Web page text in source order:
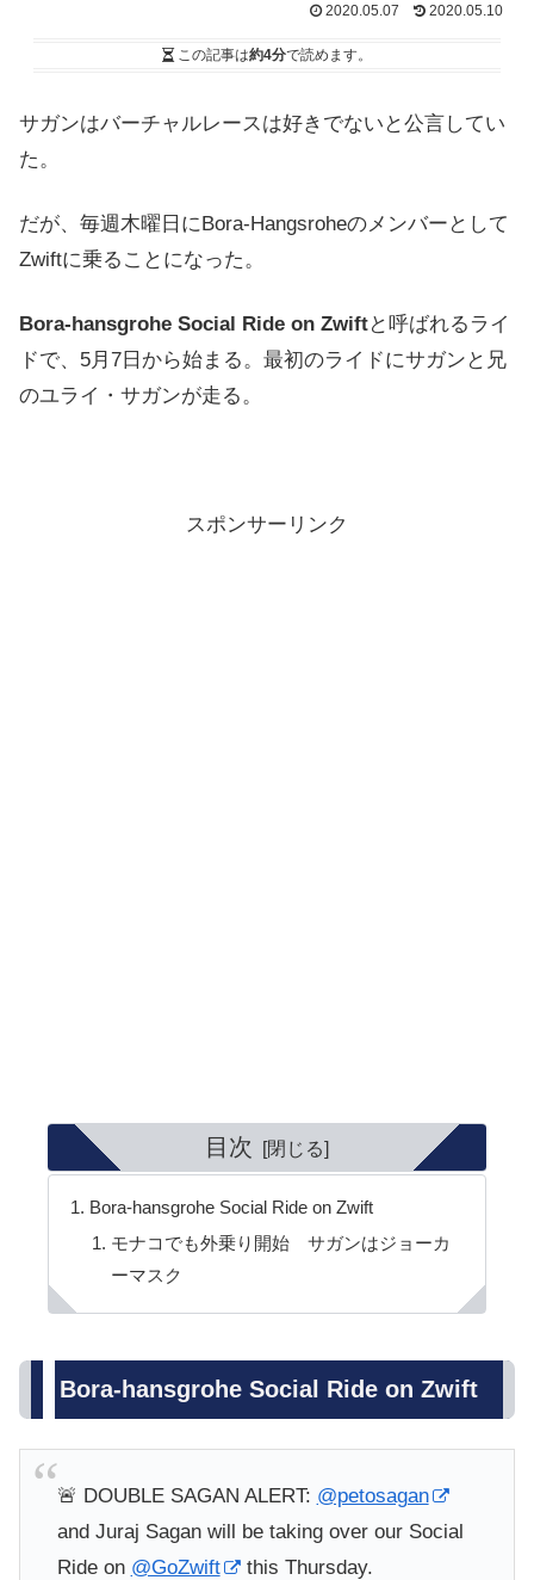
2020.05.07 2020.05.10
この記事は約4分で読めます。
サガンはバーチャルレースは好きでないと公言してい
た。
だが、毎週木曜日にBora-​​Hangsroheのメンバーとして
Zwiftに乗ることになった。
Bora-hansgrohe Social Ride on Zwiftと呼ばれるライ
ドで、5月7日から始まる。最初のライドにサガンと兄
のユライ・サガンが走る。
スポンサーリンク
目次
Bora-hansgrohe Social Ride on Zwift
モナコでも外乗り開始 サガンはジョーカ
ーマスク
Bora-hansgrohe Social Ride on Zwift
🚨 DOUBLE SAGAN ALERT: @petosagan
and Juraj Sagan will be taking over our Social
Ride on @GoZwift this Thursday.